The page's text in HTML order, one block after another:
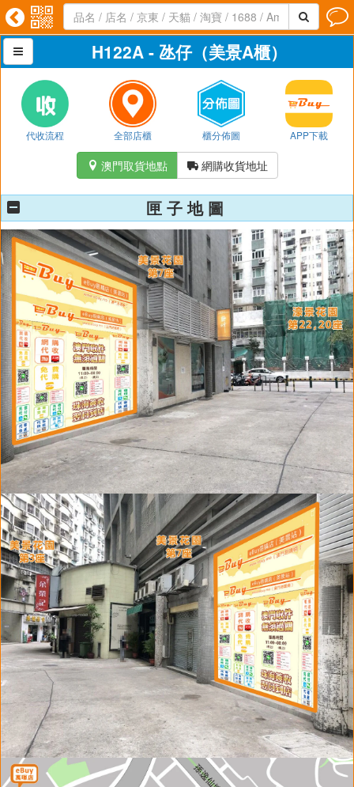
   
 H122A - 氹仔（美景A櫃）
代收流程 全部店櫃 櫃分佈圖 APP下載
 澳門取貨地點 網購收貨地址
匣 子 地 圖